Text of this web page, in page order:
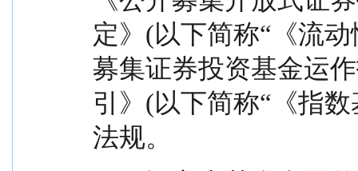
定》(以下简称“《流
募集证券投资基金运
引》(以下简称“《指
法规。